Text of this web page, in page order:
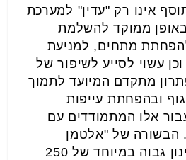
אינו רק "עדין" למערכת
ממוקד להשלמת
מתחים, למניעת
וכן עשוי לסייע לשיפור של
מתקדם המיועד לתמוך
ובהפחתת עייפות
אלו המתמודדים עם
הבשורה של "אלטמן
בריאות" מגיעה במינון גבוה במיוחד של 250